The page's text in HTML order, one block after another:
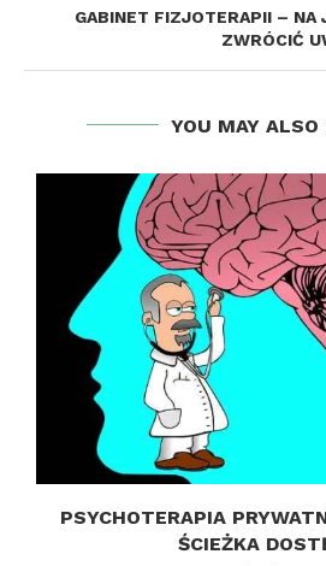
GABINET FIZJOTERAPII – NA
ZWRÓCIĆ
YOU MAY ALSO
PSYCHOTERAPIA
ŚCIEŻKA